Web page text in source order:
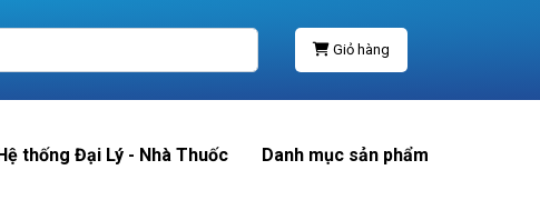
Giỏ hàng
thống Đại Lý - Nhà Thuốc Danh mục sản phẩm